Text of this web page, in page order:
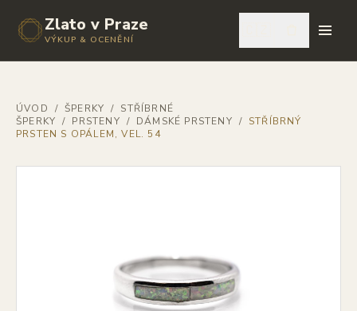
Zlato v Praze
VÝKUP & OCENĚNÍ
ÚVOD / ŠPERKY / STŘÍBRNÉ
ŠPERKY / PRSTENY / DÁMSKÉ PRSTENY / STŘÍBRNÝ
PRSTEN S OPÁLEM, VEL. 54